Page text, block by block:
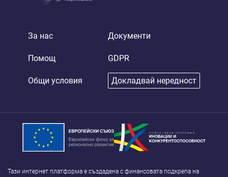
За нас
Помощ
Общи условия
Документи
GDPR
Докладвай нередност
Тази интернет платформа е създадена с финансовата подкрепа на